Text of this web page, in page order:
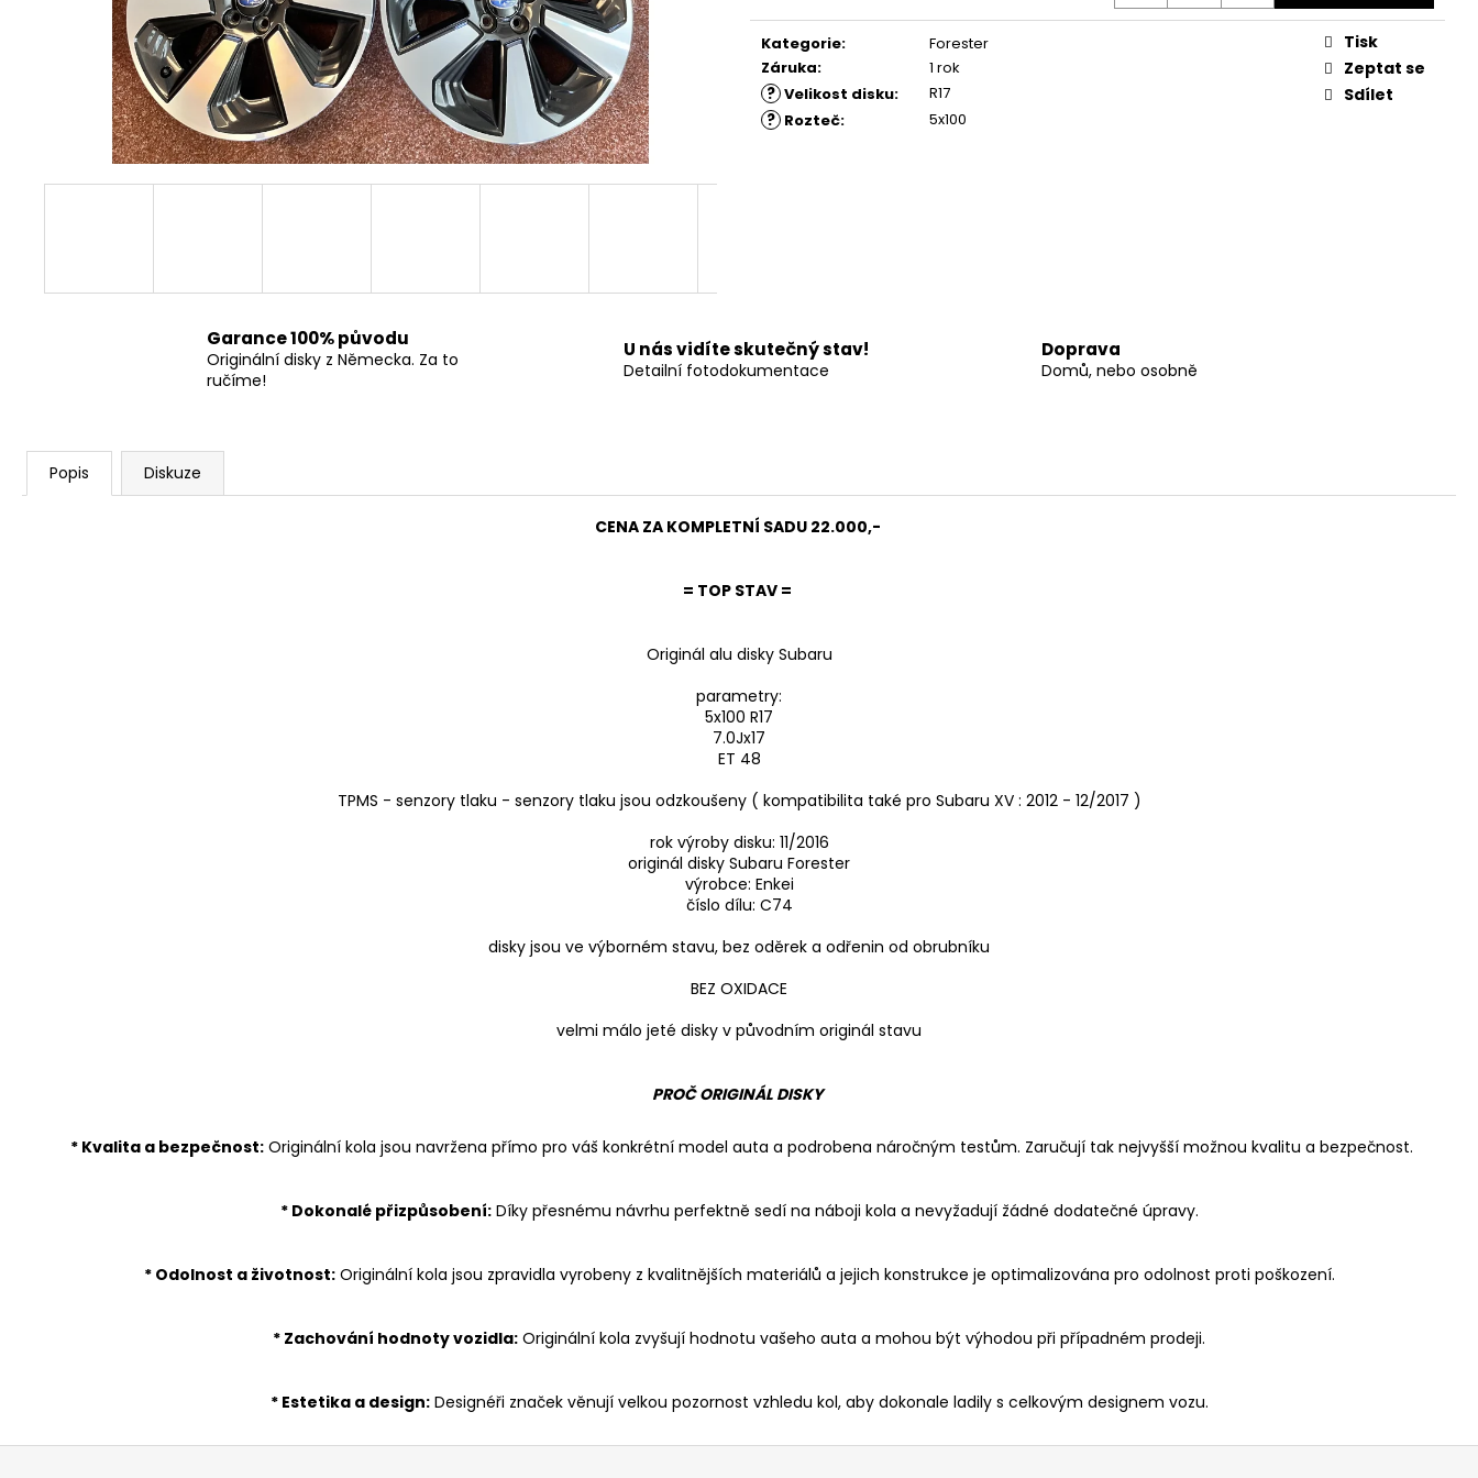
cena:
Kategorie:
Forester
Záruka: 1 rok
? Velikost disku: R17
? Rozteč: 5x100
Tisk
Zeptat se
Sdílet
Garance 100% původu
Originální disky z Německa. Za to
ručíme!
U nás vidíte skutečný stav!
Detailní fotodokumentace
Doprava
Domů, nebo osobně
Popis Diskuze
CENA ZA KOMPLETNÍ SADU 22.000,-
= TOP STAV =
Originál alu disky Subaru
parametry:
5x100 R17
7.0Jx17
ET 48
TPMS - senzory tlaku - senzory tlaku jsou odzkoušeny ( kompatibilita také pro Subaru XV : 2012 - 12/2017 )
rok výroby disku: 11/2016
originál disky Subaru Forester
výrobce: Enkei
číslo dílu: C74
disky jsou ve výborném stavu, bez oděrek a odřenin od obrubníku
BEZ OXIDACE
velmi málo jeté disky v původním originál stavu
PROČ ORIGINÁL DISKY
* Kvalita a bezpečnost:Originální kola jsou navržena přímo pro váš konkrétní model auta a podrobena náročným testům. Zaručují tak nejvyšší možnou kvalitu a bezpečnost.
* Dokonalé přizpůsobení:Díky přesnému návrhu perfektně sedí na náboji kola a nevyžadují žádné dodatečné úpravy.
* Odolnost a životnost:Originální kola jsou zpravidla vyrobeny z kvalitnějších materiálů a jejich konstrukce je optimalizována pro odolnost proti poškození.
* Zachování hodnoty vozidla: Originální kola zvyšují hodnotu vašeho auta a mohou být výhodou při případném prodeji.
* Estetika a design:Designéři značek věnují velkou pozornost vzhledu kol, aby dokonale ladily s celkovým designem vozu.